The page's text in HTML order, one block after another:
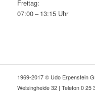
Freitag:
07:00 – 13:15 Uhr
1969-2017 © Udo Erpenstein
Welsingheide 32 | Telefon 0 25